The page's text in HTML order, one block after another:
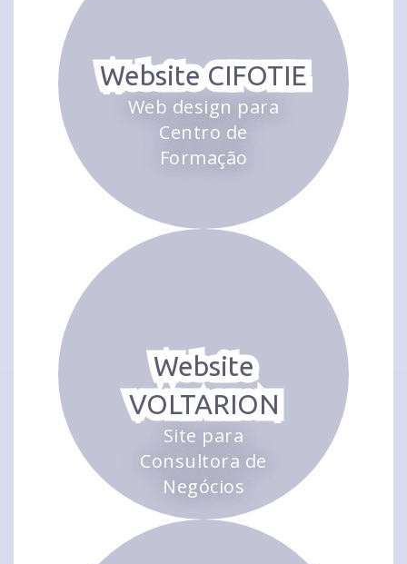
Website CIFOTIE
Web design para
Centro de
Formação
Website
VOLTARION
Site para
Consultora de
Negócios